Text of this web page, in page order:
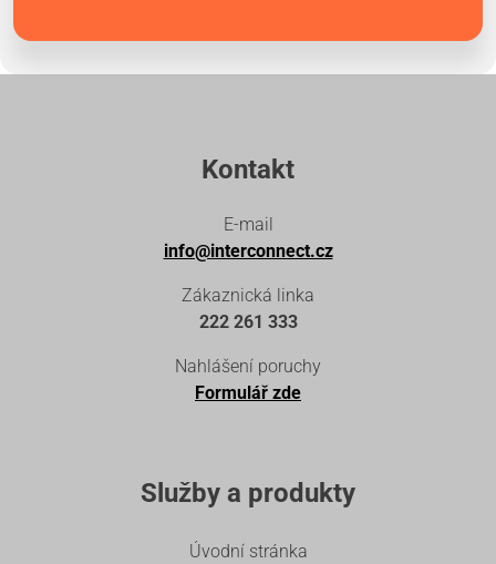
Kontakt
E-mail
info@interconnect.cz
Zákaznická linka
222 261 333
Nahlášení poruchy
Formulář zde
Služby a produkty
Úvodní stránka